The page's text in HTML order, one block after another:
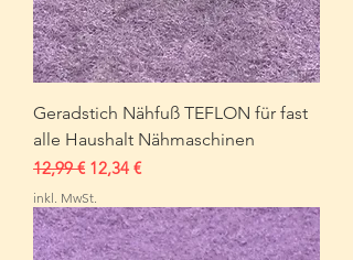
Geradstich Nähfuß TEFLON für fast
alle Haushalt Nähmaschinen
Standardpreis
12,99 € Sale-Preis
12,34 €
inkl. MwSt.